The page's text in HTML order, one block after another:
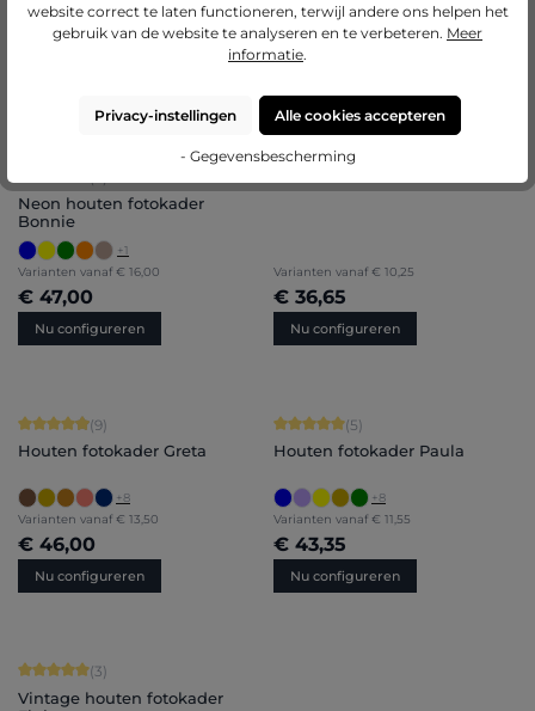
Neon houten fotokader
Bonnie
+1
Varianten vanaf € 16,00
€ 47,00
Nu configureren
Varianten vanaf € 10,25
€ 36,65
Nu configureren
Gemiddelde score van 4.89 op 5 sterren
(9)
Houten fotokader Greta
+8
Varianten vanaf € 13,50
€ 46,00
Nu configureren
Gemiddelde score van 5 op 5 sterren
(5)
Houten fotokader Paula
+8
Varianten vanaf € 11,55
€ 43,35
Nu configureren
Gemiddelde score van 5 op 5 sterren
(3)
Vintage houten fotokader
website correct te laten functioneren, terwijl andere ons helpen het
gebruik van de website te analyseren en te verbeteren. Meer
informatie.
Privacy-instellingen Alle cookies accepteren
- Gegevensbescherming